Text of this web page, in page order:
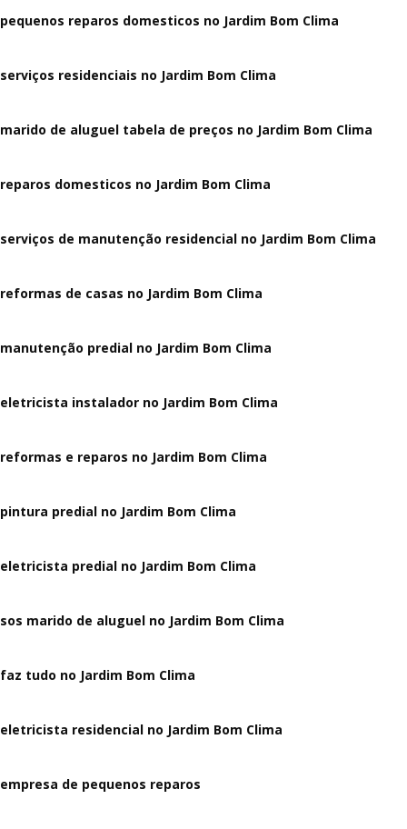
pequenos reparos domesticos no Jardim Bom Clima
serviços residenciais no Jardim Bom Clima
marido de aluguel tabela de preços no Jardim Bom Clima
reparos domesticos no Jardim Bom Clima
serviços de manutenção residencial no Jardim Bom Clima
reformas de casas no Jardim Bom Clima
manutenção predial no Jardim Bom Clima
eletricista instalador no Jardim Bom Clima
reformas e reparos no Jardim Bom Clima
pintura predial no Jardim Bom Clima
eletricista predial no Jardim Bom Clima
sos marido de aluguel no Jardim Bom Clima
faz tudo no Jardim Bom Clima
eletricista residencial no Jardim Bom Clima
empresa de pequenos reparos